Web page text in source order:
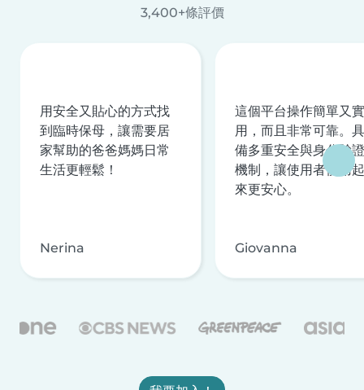
3,400+條評價
用安全又貼心的方式找
到臨時保母，讓需要居
家幫助的爸爸媽媽日常
生活更輕鬆！
Nerina
這個平台操作簡單又實
用，而且非常可靠。具
備多重安全與身分驗證
機制，讓使用者使用起
來更安心。
Giovanna